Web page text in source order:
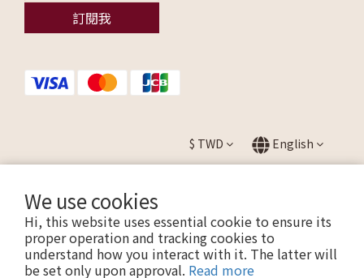
We use cookies
Hi, this website uses essential cookie to ensure its
proper operation and tracking cookies to
understand how you interact with it. The latter will
be set only upon approval. Read more
訂閱我
$ TWD English
提醒您，我們不會以電話或簡訊方式通知變更付款方式。